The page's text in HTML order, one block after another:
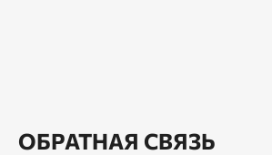
ОБРАТНАЯ СВЯЗЬ